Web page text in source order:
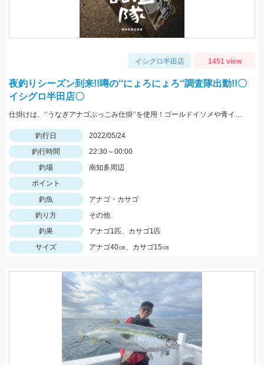
イシグロ半田店 1451 view
夜釣りシーズン到来!!噂の‘‘にょろにょろ‘‘調査隊出動!!〇
イシグロ半田店〇
仕掛けは、‘‘うなぎアナゴぶっこみ仕掛‘‘を使用！ゴールドイソメや青イソメの房掛けがオススメ‼
釣行日
2022/05/24
釣行時間
22:30～00:00
釣場
南知多周辺
ポイント
釣魚
アナゴ・カサゴ
釣り方
その他
釣果
アナゴ1匹、カサゴ1匹
サイズ
アナゴ40㎝、カサゴ15㎝